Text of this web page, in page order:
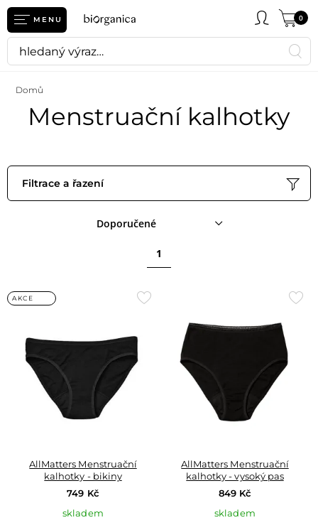
MENU 0
Domů
Menstruační kalhotky
Filtrace a řazení
Doporučené
1
AKCE
Přidat
oblíbených
AllMatters Menstruační
kalhotky - bikiny
749 Kč
skladem
AllMatters Menstruační
kalhotky - vysoký pas
849 Kč
skladem